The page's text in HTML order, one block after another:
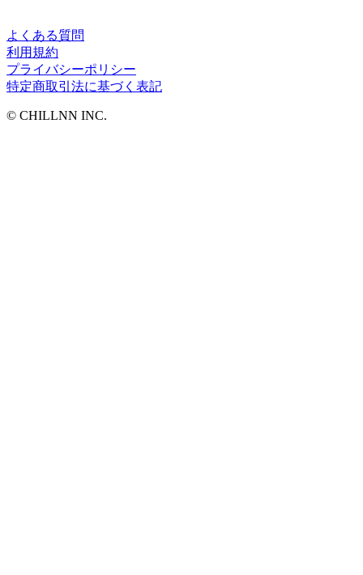
よくある質問
利用規約
プライバシーポリシー
特定商取引法に基づく表記
©︎ CHILLNN INC.